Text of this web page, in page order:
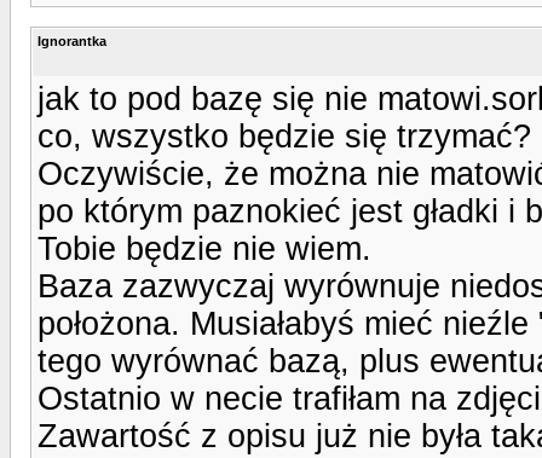
Ignorantka
jak to pod bazę się nie
co, wszystko będzie się trzymać?
Oczywiście, że można nie
po którym paznokieć jest gładki i
Tobie będzie nie wiem.
Baza zazwyczaj wyrównuje
położona. Musiałabyś mieć
tego wyrównać bazą, plus
Ostatnio w necie trafiłam na
Zawartość z opisu już nie była